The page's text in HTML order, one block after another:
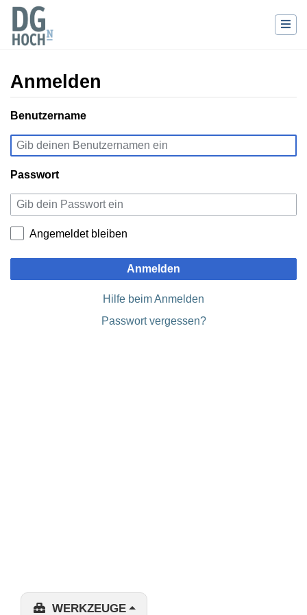
Anmelden
Wechseln zu:Navigation
Benutzername
Passwort
Angemeldet bleiben
Anmelden
Hilfe beim Anmelden
Passwort vergessen?
WERKZEUGE